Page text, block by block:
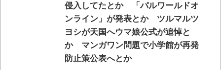
侵入してたとか 「パルワールドオ
ンライン」が発表とか ツルマルツ
ヨシが天国へウマ娘公式が追悼と
か マンガワン問題で小学館が再発
防止策公表へとか